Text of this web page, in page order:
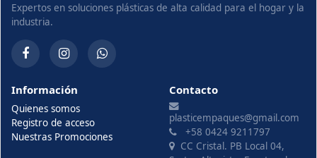
Expertos en soluciones plásticas de alta calidad para el hogar y la
industria.
Información
Quienes somos
Registro de acceso
Nuestras Promociones
Contacto
plasticempaques@gmail.com
+58 0424 9211797
CC Cristal. PB Local 04,